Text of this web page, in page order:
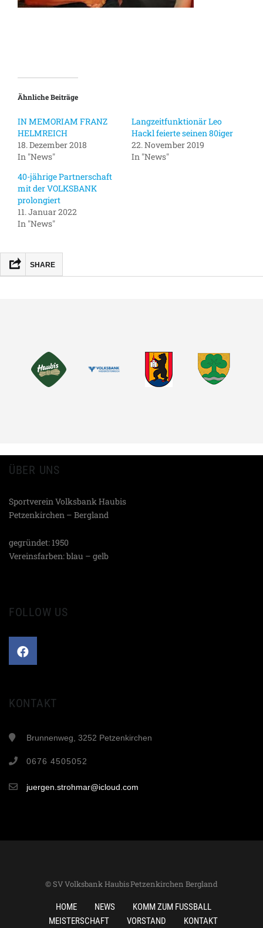
Ähnliche Beiträge
IN MEMORIAM FRANZ
HELMREICH
18. Dezember 2018
In "News"
Langzeitfunktionär Leo
Hackl feierte seinen 80iger
22. November 2019
In "News"
40-jährige Partnerschaft
mit der VOLKSBANK
prolongiert
11. Januar 2022
In "News"
SHARE
TEILEN
ÜBER UNS
Sportverein Volksbank Haubis
Petzenkirchen – Bergland
gegründet: 1950
Vereinsfarben: blau – gelb
FOLLOW US
KONTAKT
Brunnenweg, 3252 Petzenkirchen
0676 4505052
juergen.strohmar@icloud.com
© SV Volksbank Haubis Petzenkirchen Bergland
HOME NEWS
KOMM ZUM FUSSBALL
MEISTERSCHAFT
VORSTAND KONTAKT